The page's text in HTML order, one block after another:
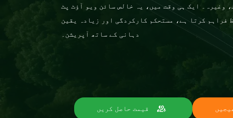
وغیرہ۔ ایک ہی وقت میں، یہ خالص سائن ویو آؤٹ پٹ
فراہم کرتا ہے، مستحکم کارکردگی اور زیادہ یقین
دہانی کے ساتھ آپریشن۔
قیمت حاصل کریں